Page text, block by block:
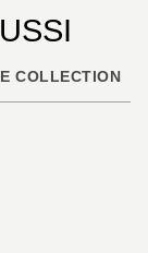
COLLECTION